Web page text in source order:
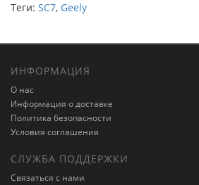
Теги: SC7, Geely
ИНФОРМАЦИЯ
О нас
Информация о доставке
Политика безопасности
Условия соглашения
СЛУЖБА ПОДДЕРЖКИ
Связаться с нами